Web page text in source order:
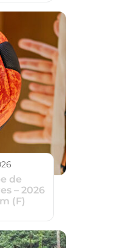
de
– 2026
(F)